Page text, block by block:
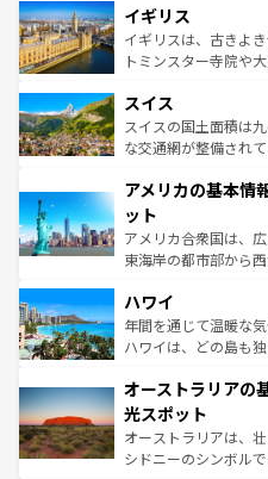
香り高いラベンダー
らに、パリ以外の地
も豊かな歴史と文化
を参照してほしい。
顔を持つこの国は、
ルリンの文化的活気
してライン川沿いの
は、お酒好きな人にはぜひ
ドイツ情報はコンテ
イギリス
イギリスは、古きよ
トミンスター寺院や
リアごとに異なる魅
ティー、ビール好き
戦など、本場だから
ンツ一覧を参照して
スイス
スイスの国土面積は
な交通網が整備され
の建物がそのまま残
博物館もあり、アル
ことができる。国民
者向けの交通パス提
着のスイス情報は
アメリカの基本情
ット
アメリカ合衆国は、
東海岸の都市部から
のような巨大都市は
ンメントが詰まった
西部には大自然が広
部のニューオーリン
文化が魅力。旅行者
しみながら、その多
るだろう。車でのロ
ハワイ
年間を通じて温暖な
ハワイは、どの島も
ワイ島は見逃せない
島だが、静かな自然
おすすめ。エメラル
文化や歴史が息づい
オーストラリアの
光スポット
オーストラリアは、
シドニーのシンボル